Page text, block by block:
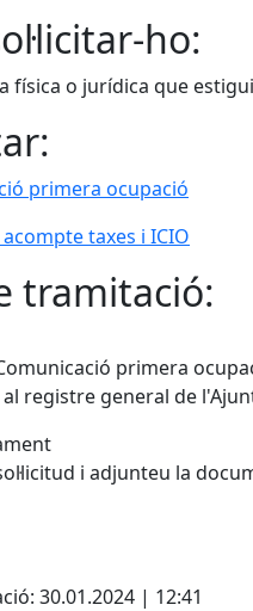
ho:
física o jurídica que
primera ocupació
taxes i ICIO
tramitació:
primera
registre general de
i adjunteu la
30.01.2024 | 12:41